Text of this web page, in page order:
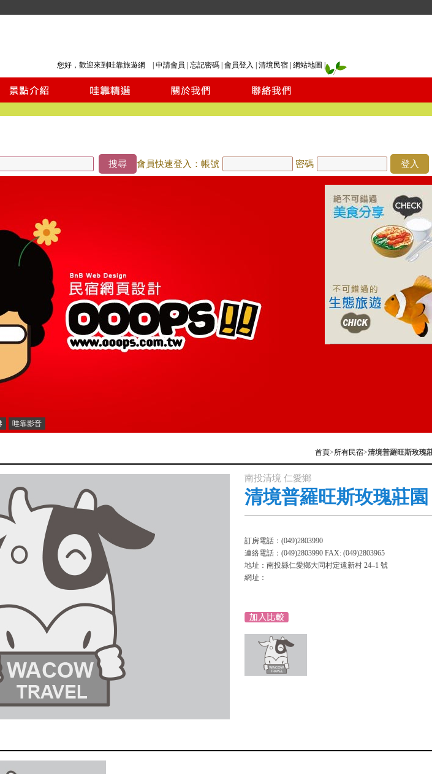
您好，歡迎來到哇靠旅遊網 | 申請會員 忘記密碼 會員登入 清境民宿 網站地圖
哇靠影音
搜尋 會員快速登入：帳號 密碼 登入
首頁>所有民宿>清境普羅旺斯玫瑰
南投清境 仁愛鄉
清境普羅旺斯玫瑰莊園
訂房電話：(049)2803990
連絡電話：(049)2803990 FAX: (049)2803965
地址：南投縣仁愛鄉大同村定遠新村 24–1 號
網址：